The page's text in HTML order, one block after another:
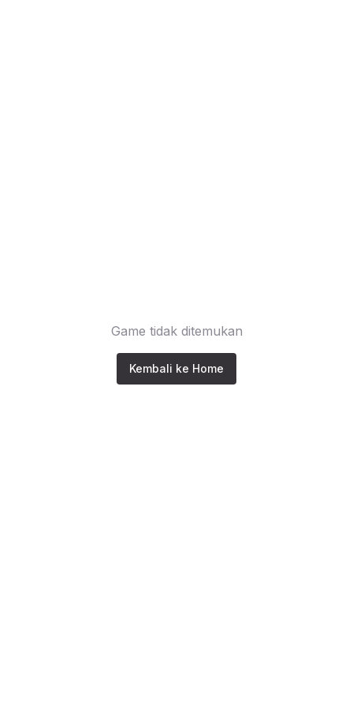
Game tidak ditemukan
Kembali ke Home